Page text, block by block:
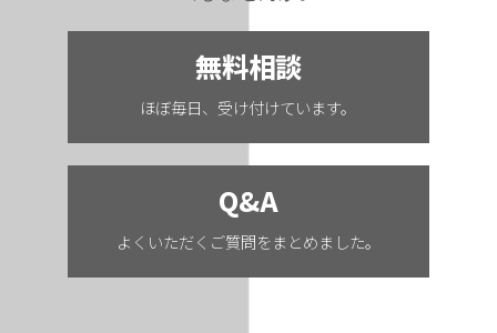
無料相談
ほぼ毎日、受け付けています。
Q&A
よくいただくご質問をまとめました。